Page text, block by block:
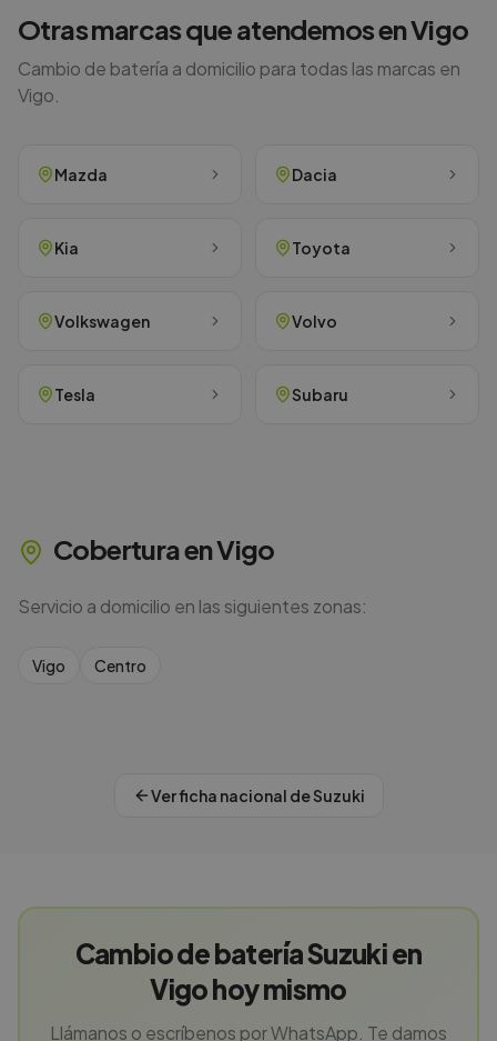
Otras marcas que atendemos enVigo
Cambio de batería a domicilio para todas las marcas en
Vigo
Mazda Dacia
Kia Toyota
Volkswagen Volvo
Tesla Subaru
Cobertura enVigo
Servicio a domicilio en las siguientes zonas:
Vigo Centro
Ver ficha nacional deSuzuki
Cambio de batería Suzuki en
Vigo hoy mismo
Llámanos o escríbenos por WhatsApp. Te damos